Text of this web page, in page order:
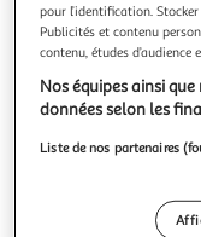
Vous voulez
pour l’identification.
Publicités et contenu
contenu, études
Nos équipes ainsi
données selon les
Liste de nos partenaires